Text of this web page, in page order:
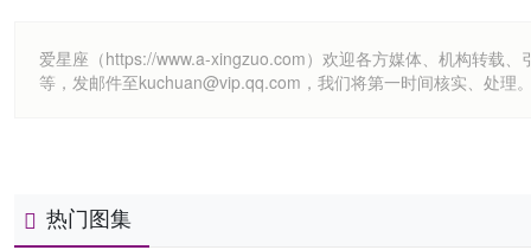
爱星座（https://www.a-xingzuo.com）欢迎各方媒体、机构转载
等，发邮件至kuchuan@vip.qq.com，我们将第一时间核实、处理
热门图集